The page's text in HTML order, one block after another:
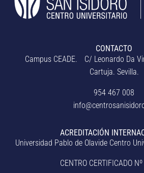
CONTACTO
Campus CEADE. C/ Leonardo Da
Cartuja. Sevilla.
954 467 008
ACREDITACIÓN
Universidad Pablo de Olavide Centro
CENTRO CERTIFICADO